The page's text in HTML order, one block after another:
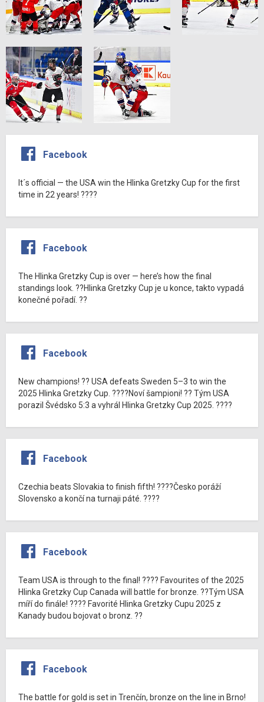
Facebook
It´s official — the USA win the Hlinka Gretzky Cup for the first
time in 22 years! ????
Facebook
The Hlinka Gretzky Cup is over — here’s how the final
standings look. ??Hlinka Gretzky Cup je u konce, takto vypadá
konečné pořadí. ??
Facebook
New champions! ?? USA defeats Sweden 5–3 to win the
2025 Hlinka Gretzky Cup. ????Noví šampioni! ?? Tým USA
porazil Švédsko 5:3 a vyhrál Hlinka Gretzky Cup 2025. ????
Facebook
Czechia beats Slovakia to finish fifth! ????Česko poráží
Slovensko a končí na turnaji páté. ????
Facebook
Team USA is through to the final! ???? Favourites of the 2025
Hlinka Gretzky Cup Canada will battle for bronze. ??Tým USA
míří do finále! ???? Favorité Hlinka Gretzky Cupu 2025 z
Kanady budou bojovat o bronz. ??
Facebook
The battle for gold is set in Trenčín, bronze on the line in Brno!